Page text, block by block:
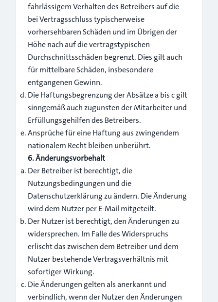
fahrlässigem Verhalten des Betreibers auf die
bei Vertragsschluss typischerweise
vorhersehbaren Schäden und im Übrigen der
Höhe nach auf die vertragstypischen
Durchschnittsschäden begrenzt. Dies gilt auch
für mittelbare Schäden, insbesondere
entgangenen Gewinn.
Die Haftungsbegrenzung der Absätze a bis c gilt
sinngemäß auch zugunsten der Mitarbeiter und
Erfüllungsgehilfen des Betreibers.
Ansprüche für eine Haftung aus zwingendem
nationalem Recht bleiben unberührt.
6. Änderungsvorbehalt
Der Betreiber ist berechtigt, die
Nutzungsbedingungen und die
Datenschutzerklärung zu ändern. Die Änderung
wird dem Nutzer per E-Mail mitgeteilt.
Der Nutzer ist berechtigt, den Änderungen zu
widersprechen. Im Falle des Widerspruchs
erlischt das zwischen dem Betreiber und dem
Nutzer bestehende Vertragsverhältnis mit
sofortiger Wirkung.
Die Änderungen gelten als anerkannt und
verbindlich, wenn der Nutzer den Änderungen